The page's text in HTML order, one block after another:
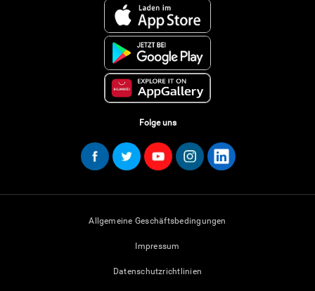
Folge uns
Allgemeine Geschäftsbedingungen
Impressum
Datenschutzrichtlinien